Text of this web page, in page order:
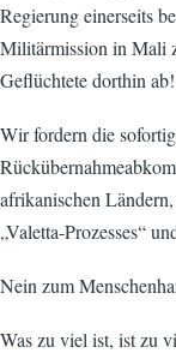
Regierung einerseits
Militärmission in Mali
Geflüchtete dorthin ab!
Wir fordern die
afrikanischen
„Valetta-Prozesses“
Nein zum
Was zu viel ist, ist zu